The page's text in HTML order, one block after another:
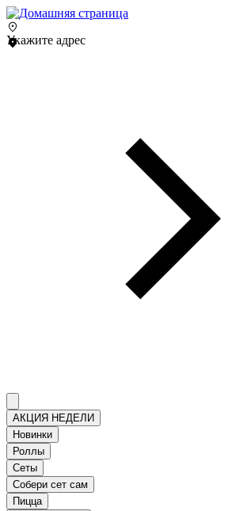
Укажите адрес
АКЦИЯ НЕДЕЛИ
Новинки
Роллы
Сеты
Собери сет сам
Пицца